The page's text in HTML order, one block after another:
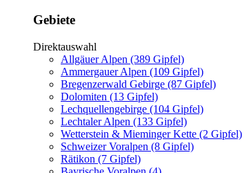
Gebiete
Direktauswahl
Allgäuer Alpen (389 Gipfel)
Ammergauer Alpen (109 Gipfel)
Bregenzerwald Gebirge (87 Gipfel)
Dolomiten (13 Gipfel)
Lechquellengebirge (104 Gipfel)
Lechtaler Alpen (133 Gipfel)
Wetterstein & Mieminger Kette (2 Gipfel)
Schweizer Voralpen (8 Gipfel)
Rätikon (7 Gipfel)